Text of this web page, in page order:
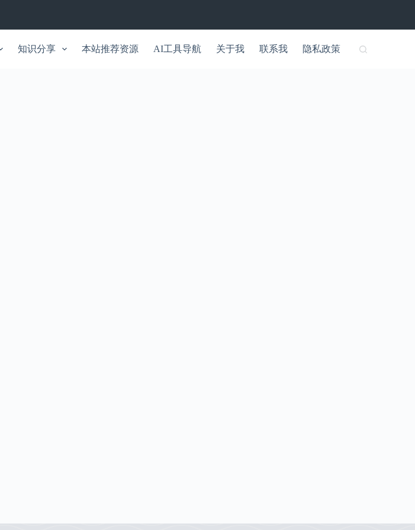
知识分享 本站推荐资源 AI工具导航 关于我 联系我 隐私政策